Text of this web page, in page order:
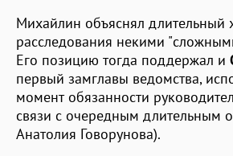
Михайлин объяснял длительный
расследования некими
Его позицию тогда поддержал и
первый замглавы ведомства,
момент обязанности
связи с очередным длительным
Анатолия Говорунова).